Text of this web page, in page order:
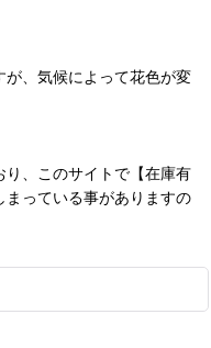
が、気候によって花色が変
り、このサイトで【在庫有
まっている事がありますの